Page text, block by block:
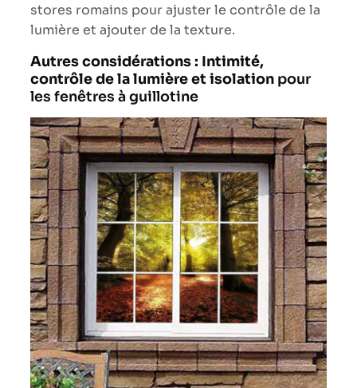
stores romains pour ajuster le contrôle de la
lumière et ajouter de la texture.
Autres considérations : Intimité,
contrôle de la lumière et isolation pour
les fenêtres à guillotine